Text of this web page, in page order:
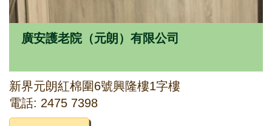
廣安護老院（元朗）有限公司
新界元朗紅棉圍6號興隆樓1字樓
電話: 2475 7398